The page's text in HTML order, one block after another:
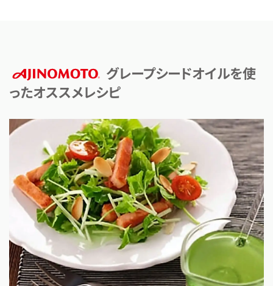
AJINOMOTO
グレープシードオイルを使
ったオススメレシピ